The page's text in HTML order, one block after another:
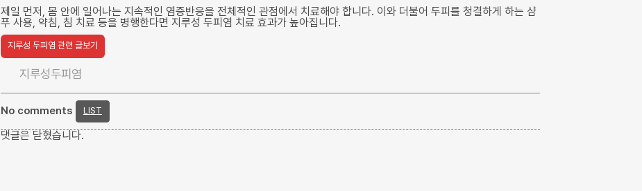
제일 먼저, 몸 안에 일어나는 지속적인 염증반응을 전체적인 관점에서 치료해야 합니다. 이와 더불어 두피를 청결하게 하는 샴
푸 사용, 약침, 침 치료 등을 병행한다면 지루성 두피염 치료 효과가 높아집니다.
지루성 두피염 관련 글보기
지루성두피염
No comments LIST
댓글은 닫혔습니다.